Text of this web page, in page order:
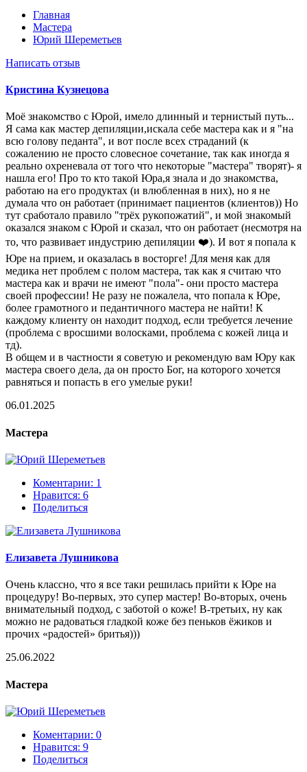
Главная
Мастера
Юрий Шереметьев
Написать отзыв
Кристина Кузнецова
Моё знакомство с Юрой, имело длинный и тернистый путь...
Я сама как мастер депиляции,искала себе мастера как и я "на
всю голову педанта", и вот после всех страданий (к
сожалению не просто словесное сочетание, так как иногда я
реально охреневала от того что некоторые "мастера" творят)- я
нашла его! Про то кто такой Юра,я знала и до знакомства,
работаю на его продуктах (и влюбленная в них), но я не
думала что он работает (принимает пациентов (клиентов)) Но
тут сработало правило "трёх рукопожатий", и мой знакомый
оказался знаком с Юрой и сказал, что он работает (несмотря на
то, что развивает индустрию депиляции ❤️). И вот я попала к
Юре на прием, и оказалась в восторге! Для меня как для
медика нет проблем с полом мастера, так как я считаю что
мастера как и врачи не имеют "пола"- они просто мастера
своей профессии! Не разу не пожалела, что попала к Юре,
более грамотного и педантичного мастера не найти! К
каждому клиенту он находит подход, если требуется лечение
(проблема с вросшими волосками, проблема с кожей лица и
тд).
В общем и в частности я советую и рекомендую вам Юру как
мастера своего дела, да он просто Бог, на которого хочется
равняться и попасть в его умелые руки!
06.01.2025
Мастера
Коментарии: 1
Нравится: 6
Поделиться
Елизавета Лушникова
Очень классно, что я все таки решилась прийти к Юре на
процедуру! Во-первых, это супер мастер! Во-вторых, очень
внимательный подход, с заботой о коже! В-третьих, ну как
можно не радоваться гладкой коже без пеньков ёжиков и
прочих «радостей» бритья)))
25.06.2022
Мастера
Коментарии: 0
Нравится: 9
Поделиться